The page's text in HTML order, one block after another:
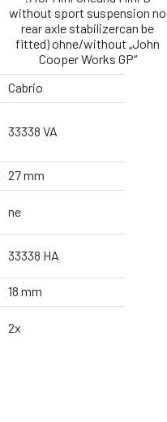
without sport suspension no
rear axle stabilizercan be
fitted) ohne/without „John
Cooper Works GP“
Cabrio
33338 VA
27 mm
ne
33338 HA
18 mm
2x